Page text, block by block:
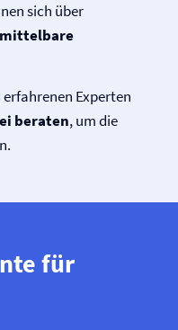
sich über
mittelbare
erfahrenen Experten
beraten, um die
für